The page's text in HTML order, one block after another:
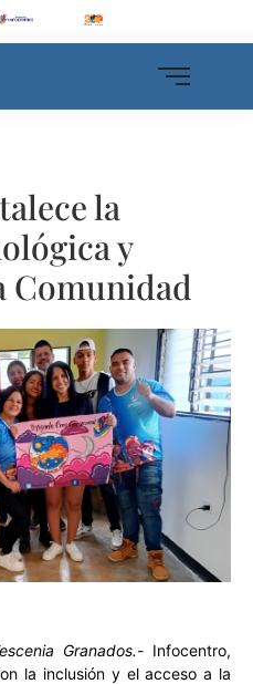
la
y
Comunidad
Granados.- Infocentro,
la inclusión y el acceso a la